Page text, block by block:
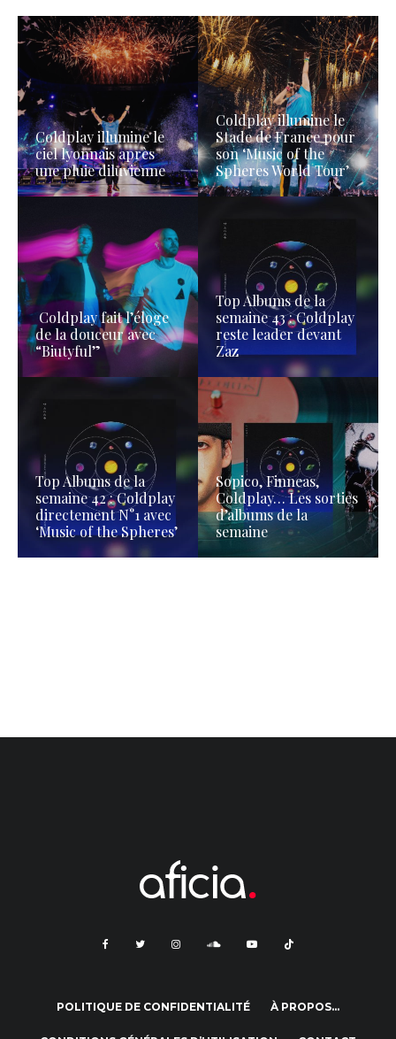
Coldplay illumine le
ciel lyonnais après
une pluie diluvienne
Coldplay illumine le
Stade de France pour
son ‘Music of the
Spheres World Tour’
Coldplay fait l’éloge
de la douceur avec
“Biutyful”
Top Albums de la
semaine 43 : Coldplay
reste leader devant
Zaz
Top Albums de la
semaine 42 : Coldplay
directement N°1 avec
‘Music of the Spheres’
Sopico, Finneas,
Coldplay… Les sorties
d’albums de la
semaine
POLITIQUE DE CONFIDENTIALITÉ À PROPOS…